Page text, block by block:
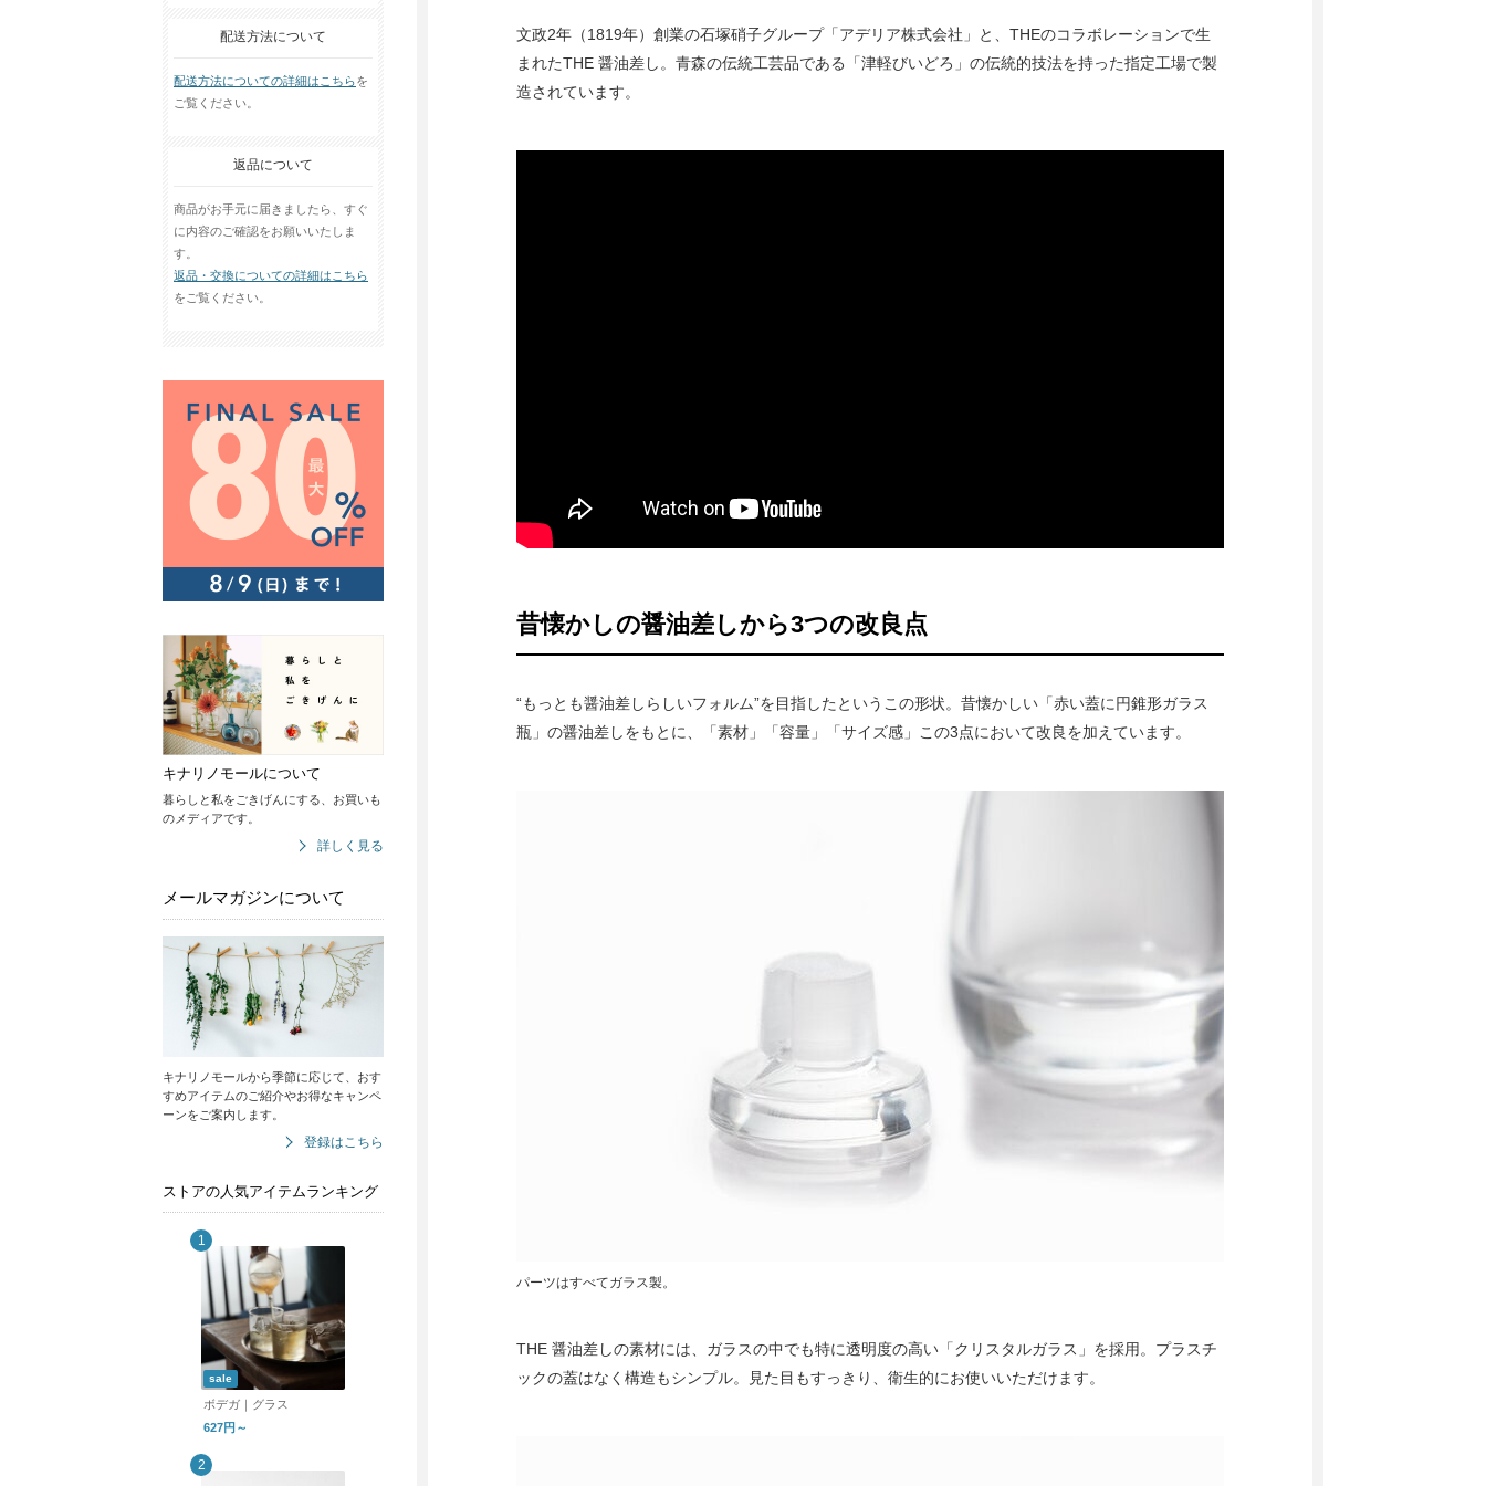
配送方法について
配送方法についての詳細はこちらを
ご覧ください。
返品について
商品がお手元に届きましたら、すぐ
に内容のご確認をお願いいたしま
す。
返品・交換についての詳細はこちら
をご覧ください。
キナリノモールについて
暮らしと私をごきげんにする、お買いも
のメディアです。
詳しく見る
メールマガジンについて
キナリノモールから季節に応じて、おす
すめアイテムのご紹介やお得なキャンペ
ーンをご案内します。
登録はこちら
ストアの人気アイテムランキング
sale
ボデガ｜グラス
627円～
文政2年（1819年）創業の石塚硝子グループ「アデリア株式会社」と、THEのコラボレーションで生
まれたTHE 醤油差し。青森の伝統工芸品である「津軽びいどろ」の伝統的技法を持った指定工場で製
造されています。
昔懐かしの醤油差しから3つの改良点
“もっとも醤油差しらしいフォルム”を目指したというこの形状。昔懐かしい「赤い蓋に円錐形ガラス
瓶」の醤油差しをもとに、「素材」「容量」「サイズ感」この3点において改良を加えています。
パーツはすべてガラス製。
THE 醤油差しの素材には、ガラスの中でも特に透明度の高い「クリスタルガラス」を採用。プラスチ
ックの蓋はなく構造もシンプル。見た目もすっきり、衛生的にお使いいただけます。